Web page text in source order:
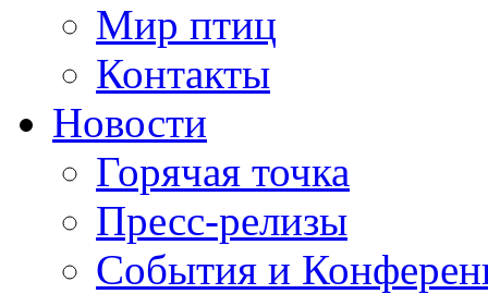
Мир птиц
Контакты
Новости
Горячая точка
Пресс-релизы
События и